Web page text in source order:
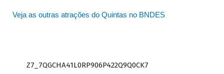
Veja as outras atrações do Quintas no BNDES
Z7_7QGCHA41L0RP906P422Q9Q0CK7